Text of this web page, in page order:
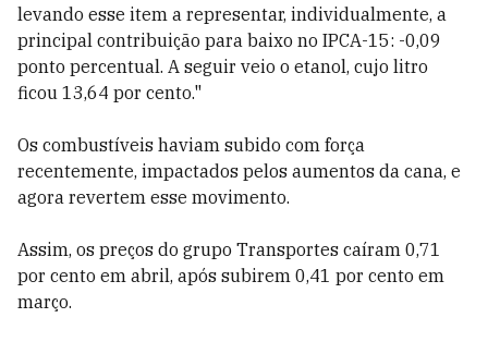
levando esse item a representar, individualmente, a
principal contribuição para baixo no IPCA-15: -0,09
ponto percentual. A seguir veio o etanol, cujo litro
ficou 13,64 por cento."
Os combustíveis haviam subido com força
recentemente, impactados pelos aumentos da cana, e
agora revertem esse movimento.
Assim, os preços do grupo Transportes caíram 0,71
por cento em abril, após subirem 0,41 por cento em
março.